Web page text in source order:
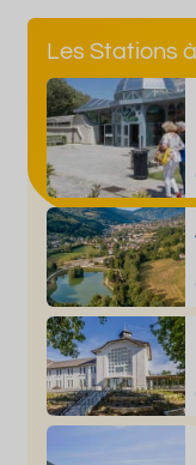
Les Stations